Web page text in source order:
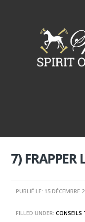
7) FRAPPER
PUBLIÉ LE: 15 DÉCEMBRE
FILLED UNDER:CONSEILS